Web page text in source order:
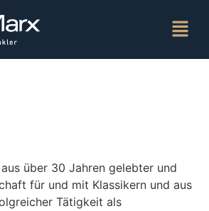
über 30 Jahren gelebter und
für und mit Klassikern und aus
Tätigkeit als